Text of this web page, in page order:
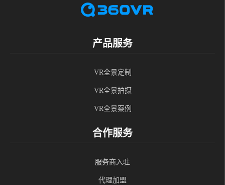
产品服务
VR全景定制
VR全景拍摄
VR全景案例
合作服务
服务商入驻
代理加盟